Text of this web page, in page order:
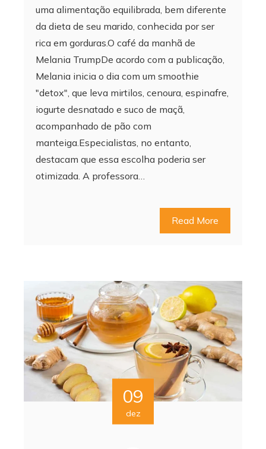
uma alimentação equilibrada, bem diferente
da dieta de seu marido, conhecida por ser
rica em gorduras.O café da manhã de
Melania TrumpDe acordo com a publicação,
Melania inicia o dia com um smoothie
"detox", que leva mirtilos, cenoura, espinafre,
iogurte desnatado e suco de maçã,
acompanhado de pão com
manteiga.Especialistas, no entanto,
destacam que essa escolha poderia ser
otimizada. A professora…
Read More
09
dez